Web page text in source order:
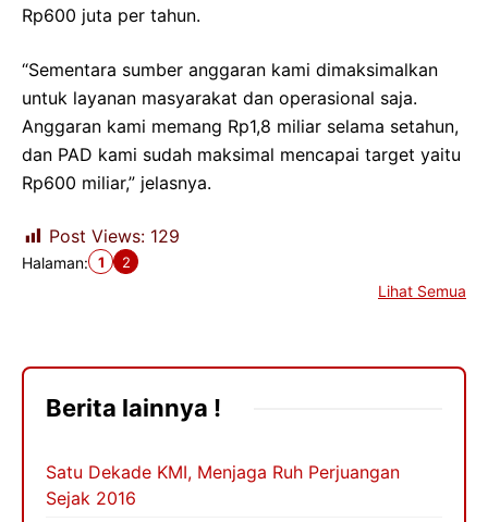
Rp600 juta per tahun.
“Sementara sumber anggaran kami dimaksimalkan
untuk layanan masyarakat dan operasional saja.
Anggaran kami memang Rp1,8 miliar selama setahun,
dan PAD kami sudah maksimal mencapai target yaitu
Rp600 miliar,” jelasnya.
Post Views: 129
Halaman: 1 2
Lihat Semua
Berita lainnya !
Satu Dekade KMI, Menjaga Ruh Perjuangan
Sejak 2016